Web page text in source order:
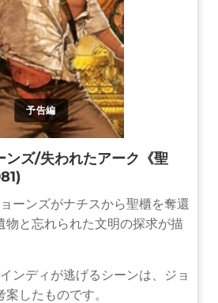
予告編
ンズ/失われたアーク《聖
ーンズがナチスから聖櫃を奪還
物と忘れられた文明の探求が描
ンディが逃げるシーンは、ジョ
したものです。